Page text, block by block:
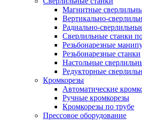
Магнитные
Вертикально-
Радиально-
Сверлильные станки
Резьбонарезные
Резьбонарезные станки
Настольные
Редукторные
Кромкорезы
Автоматические
Ручные кромкорезы
Кромкорезы по трубе
Прессовое оборудование